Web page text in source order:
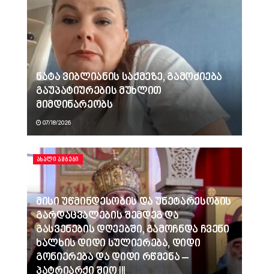
ნატა ვიბლიანის საქმეზე, გამოძიება
გაუპატიურების მუხლით
მიმდინარეობს
07/18/2026
ᲐᲮᲐᲚᲘ ᲐᲛᲑᲔᲑᲘ
მისი უწმინდესობის და უნეტარესობის
გარდაცვალების შემდეგ და
გასვენების დღეებში, გამოჩნდა ჩვენი
ხალხის დიდი სულიერება, დიდი
გონიერება და დიდი რწმენა –